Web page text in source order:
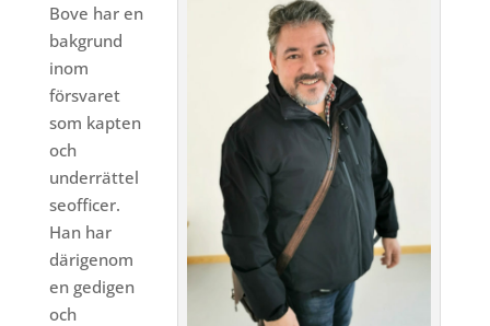
Bove har en
bakgrund
inom
försvaret
som kapten
och
underrättel
seofficer.
Han har
därigenom
en gedigen
och